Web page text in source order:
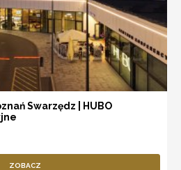
Swarzędz | HUBO
ZOBACZ